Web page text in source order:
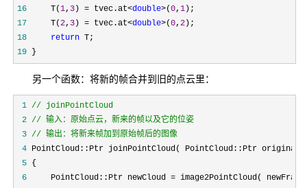
16
     T(
1, 3 ) = tvec.at<double>(0, 1
17
     T(
2, 3 ) = tvec.at<double>(0, 2
18
return
19 }
另一个函数：将新的帧合并到旧的点云里：
1 //
2 //
3 // 输出：将新来帧加到原始帧后的图像
4 PointCloud::Ptr joinPointCloud( PointCloud::Ptr original,
5
6
     PointCloud::Ptr newCloud =